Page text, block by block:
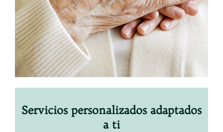
Servicios personalizados adaptados
a ti